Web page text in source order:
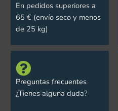
En pedidos superiores a
65 € (envío seco y menos
de 25 kg)
Preguntas frecuentes
¿Tienes alguna duda?